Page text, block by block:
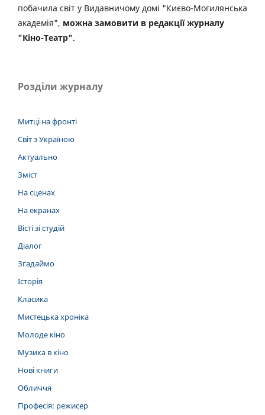
побачила світ у Видавничому домі "Києво-Могилянська
академія", можна замовити в редакції журналу
"Кіно-Театр".
Розділи журналу
Митці на фронті
Світ з Україною
Актуально
Зміст
На сценах
На екранах
Вісті зі студій
Діалог
Згадаймо
Історія
Класика
Мистецька хроніка
Молоде кіно
Музика в кіно
Нові книги
Обличчя
Професія: режисер